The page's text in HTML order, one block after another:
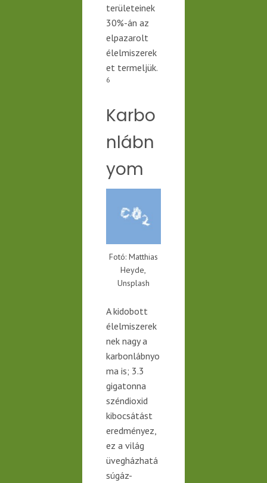
területeinek
30%-án az
elpazarolt
élelmiszerek
et termeljük.
6
Karbo
nlábn
yom
Fotó: Matthias
Heyde,
Unsplash
A kidobott
élelmiszerek
nek nagy a
karbonlábnyo
ma is; 3.3
gigatonna
széndioxid
kibocsátást
eredményez,
ez a világ
üvegházhatá
súgáz-